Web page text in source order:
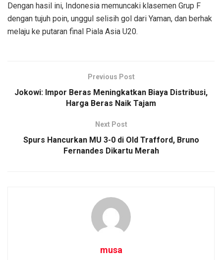
Dengan hasil ini, Indonesia memuncaki klasemen Grup F
dengan tujuh poin, unggul selisih gol dari Yaman, dan berhak
melaju ke putaran final Piala Asia U20.
Previous Post
Jokowi: Impor Beras Meningkatkan Biaya Distribusi,
Harga Beras Naik Tajam
Next Post
Spurs Hancurkan MU 3-0 di Old Trafford, Bruno
Fernandes Dikartu Merah
musa